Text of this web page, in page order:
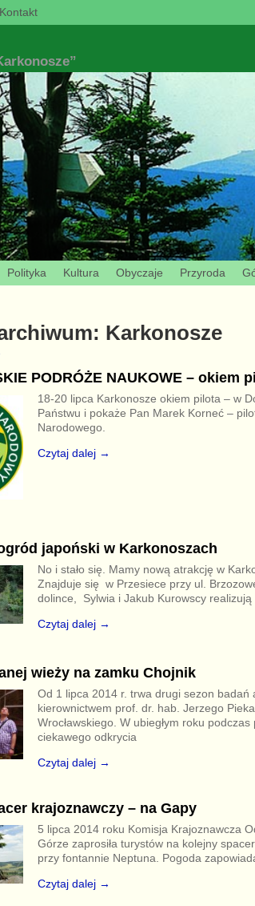
Kontakt
Polityka Kultura Obyczaje Przyroda
Karkonosze
PODRÓŻE NAUKOWE – okiem
18-20 lipca Karkonosze okiem pilota – w
Państwu i pokaże Pan Marek Korneć –
Narodowego.
Czytaj dalej →
japoński w Karkonoszach
No i stało się. Mamy nową atrakcję w
Znajduje się w Przesiece przy ul.
dolince, Sylwia i Jakub Kurowscy realizują
Czytaj dalej →
wieży na zamku Chojnik
Od 1 lipca 2014 r. trwa drugi sezon
kierownictwem prof. dr. hab. Jerzego
Wrocławskiego. W ubiegłym roku
ciekawego odkrycia
Czytaj dalej →
krajoznawczy – na Gapy
5 lipca 2014 roku Komisja Krajoznawcza
Górze zaprosiła turystów na kolejny
przy fontannie Neptuna. Pogoda
Czytaj dalej →